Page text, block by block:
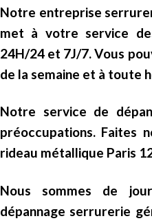
Notre entreprise
met à votre service
24H/24 et 7J/7. Vous
de la semaine et à toute
Notre service de
préoccupations. Faites
rideau métallique Paris
Nous sommes de
dépannage serrurerie